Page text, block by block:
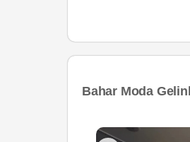
Bahar Moda